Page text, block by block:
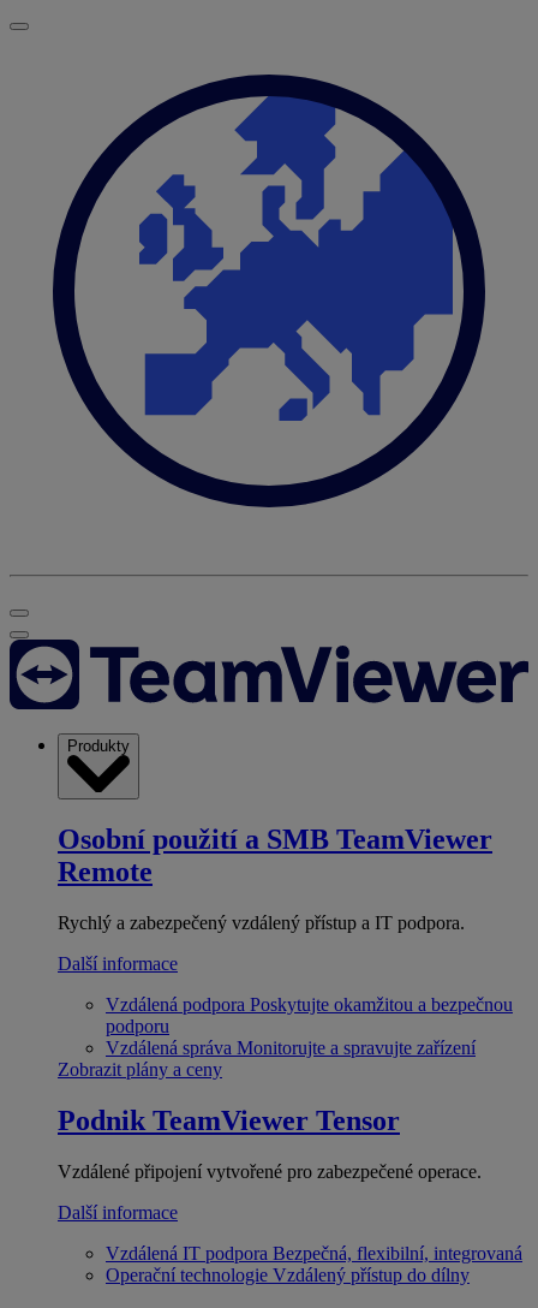
Produkty
Osobní použití a SMB TeamViewer
Remote
Rychlý a zabezpečený vzdálený přístup a IT podpora.
Další informace
Vzdálená podpora Poskytujte okamžitou a bezpečnou
podporu
Vzdálená správa Monitorujte a spravujte zařízení
Zobrazit plány a ceny
Podnik TeamViewer Tensor
Vzdálené připojení vytvořené pro zabezpečené operace.
Další informace
Vzdálená IT podpora Bezpečná, flexibilní, integrovaná
Operační technologie Vzdálený přístup do dílny